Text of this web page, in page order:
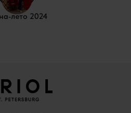
лето 2024